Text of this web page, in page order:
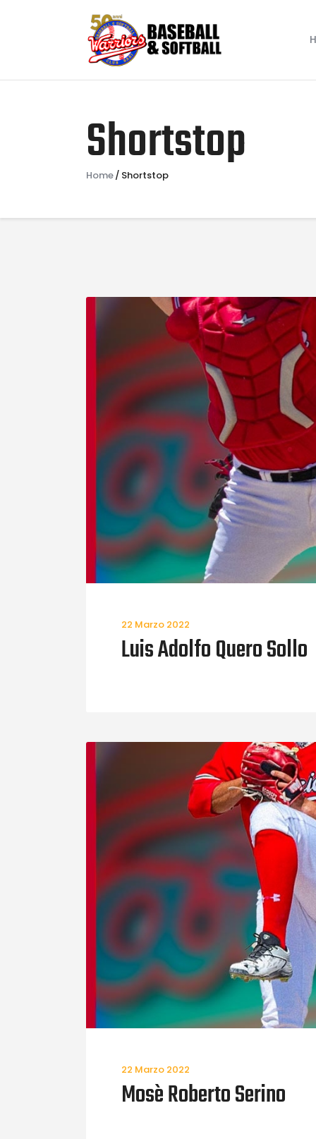
Shortstop
Home Shortstop
22 Marzo 2022
Luis Adolfo Quero Sollo
22 Marzo 2022
Mosè Roberto Serino